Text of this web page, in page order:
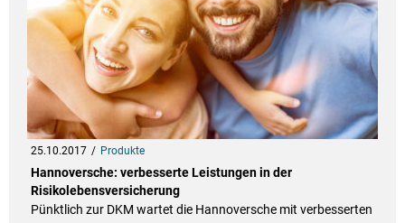
25.10.2017 Produkte
Hannoversche: verbesserte Leistungen in der
Risikolebensversicherung
Pünktlich zur DKM wartet die Hannoversche mit verbesserten